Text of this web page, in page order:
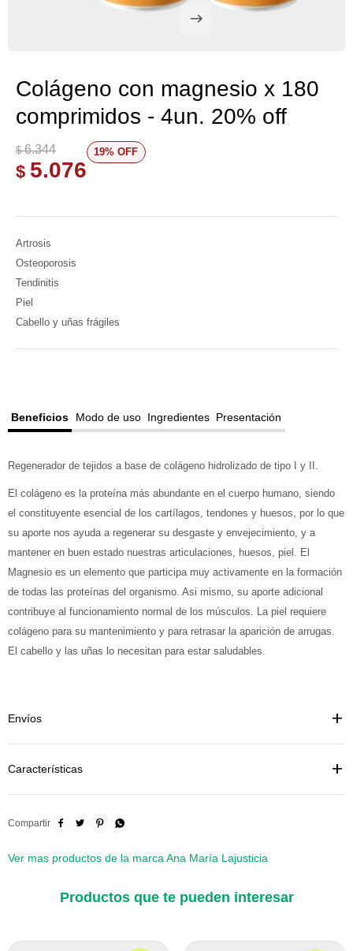
Colágeno con magnesio x 180
comprimidos - 4un. 20% off
$ 5.076
$ 6.344 19
Artrosis
Osteoporosis
Tendinitis
Piel
Cabello y uñas frágiles
Beneficios Modo de uso Ingredientes Presentación
Regenerador de tejidos a base de colágeno hidrolizado de tipo I y II.
El colágeno es la proteína más abundante en el cuerpo humano, siendo
el constituyente esencial de los cartílagos, tendones y huesos, por lo que
su aporte nos ayuda a regenerar su desgaste y envejecimiento, y a
mantener en buen estado nuestras articulaciones, huesos, piel. El
Magnesio es un elemento que participa muy activamente en la formación
de todas las proteínas del organismo. Asi mismo, su aporte adicional
contribuye al funcionamiento normal de los músculos. La piel requiere
colágeno para su mantenimiento y para retrasar la aparición de arrugas.
El cabello y las uñas lo necesitan para estar saludables.
Envíos
Características
   
Ver mas productos de la marca Ana María Lajusticia
Productos que te pueden interesar